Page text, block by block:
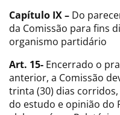
Capítulo IX – Do
da Comissão para fins
organismo partidário
Art. 15- Encerrado o
anterior, a Comissão
trinta (30) dias
do estudo e opinião do